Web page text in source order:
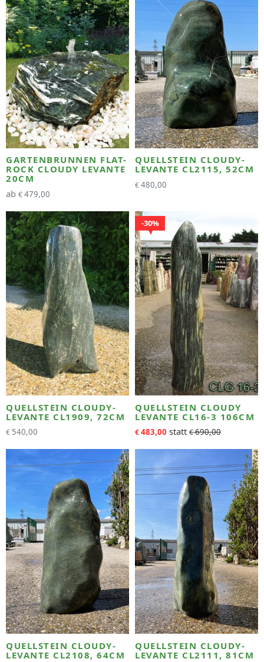
GARTENBRUNNEN FLAT-
ROCK CLOUDY LEVANTE
20CM
ab €479,00
QUELLSTEIN CLOUDY-
LEVANTE CL2115, 52CM
€480,00
QUELLSTEIN CLOUDY-
LEVANTE CL1909, 72CM
€ 540,00
30%
QUELLSTEIN CLOUDY
LEVANTE CL16-3 106CM
€483,00 €690,00
QUELLSTEIN CLOUDY-
LEVANTE CL2108, 64CM
QUELLSTEIN CLOUDY-
LEVANTE CL2111, 81CM